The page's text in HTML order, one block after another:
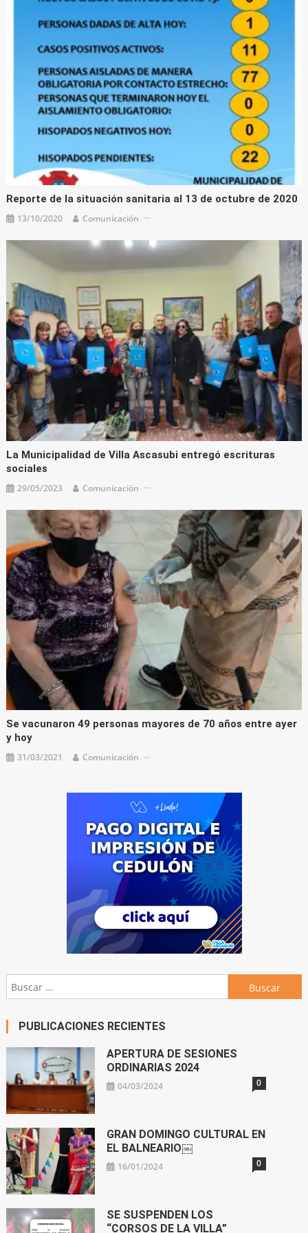
Reporte de la situación sanitaria al 13 de octubre de 2020
13/10/2020 Comunicación
La Municipalidad de Villa Ascasubi entregó escrituras
sociales
29/05/2023 Comunicación
Se vacunaron 49 personas mayores de 70 años entre ayer
y hoy
31/03/2021 Comunicación
Buscar:
PUBLICACIONES RECIENTES
APERTURA DE SESIONES
ORDINARIAS 2024
04/03/2024 0
GRAN DOMINGO CULTURAL EN
EL BALNEARIO￼
16/01/2024 0
SE SUSPENDEN LOS
“CORSOS DE LA VILLA”